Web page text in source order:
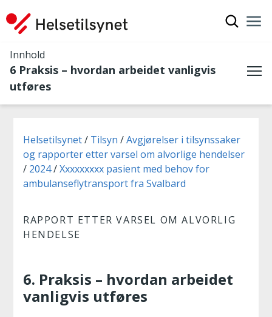
Innhold
6 Praksis – hvordan arbeidet vanligvis
utføres
Du er her:
Helsetilsynet Tilsyn
Avgjørelser i tilsynssaker
og rapporter etter varsel om alvorlige hendelser
2024
Xxxxxxxxx pasient med behov for
ambulanseflytransport fra Svalbard
RAPPORT ETTER VARSEL OM ALVORLIG
HENDELSE
6. Praksis – hvordan arbeidet
vanligvis utføres